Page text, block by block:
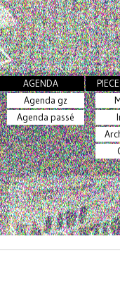
AGENDA
Agenda gz
Agenda passé